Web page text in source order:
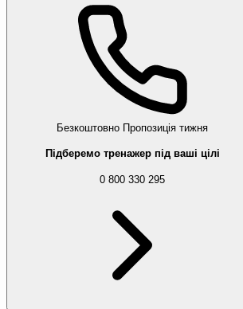
Безкоштовно Пропозиція тижня
Підберемо тренажер під ваші цілі
0 800 330 295